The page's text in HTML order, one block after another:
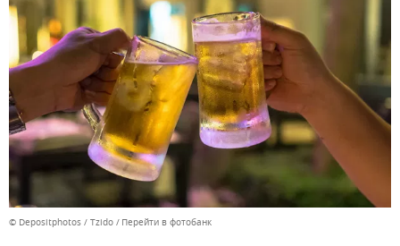
© Depositphotos / Tzido Перейти в фотобанк